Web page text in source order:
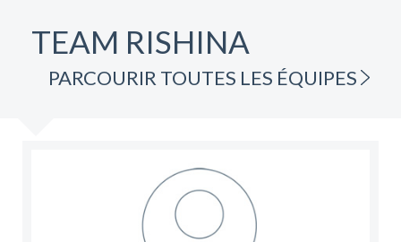
TEAM RISHINA
PARCOURIR TOUTES LES ÉQUIPES